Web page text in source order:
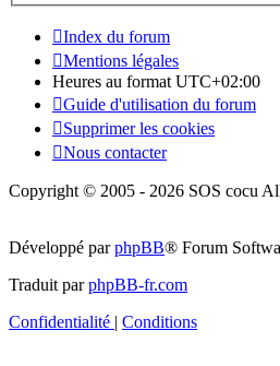
Index du forum
Mentions légales
Heures au format UTC+02:00
Guide d'utilisation du forum
Supprimer les cookies
Nous contacter
Copyright © 2005 - 2026 SOS cocu
Développé parphpBB® Forum
Traduit parphpBB-fr.com
Confidentialité | Conditions